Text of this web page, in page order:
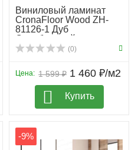
Виниловый ламинат
CronaFloor Wood ZH-
81126-1 Дуб
Серебристый
(0)
1 599 ₽
Цена: 1 460 ₽/м2
Купить
-9%